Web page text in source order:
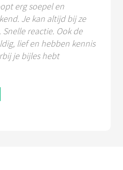
erg soepel en
Je kan altijd bij ze
reactie. Ook de
lief en hebben kennis
je bijles hebt